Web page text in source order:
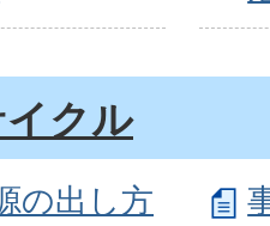
クル
の出し方